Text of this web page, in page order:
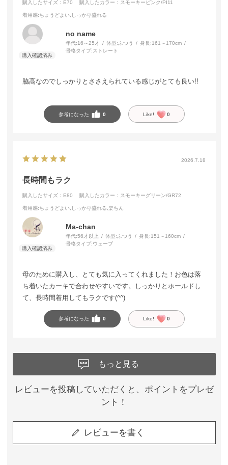
購入したサイズ：E70 購入したカラー：スモーキーピンク/PI11
着用感:ちょうどよい,しっかり盛れる
no name
年代:16～25才 体型:ふつう 身長:161～170cm
骨格タイプ:ストレート
脇高なのでしっかりとささえられている感じがとても良い!!
参考になった 0 Like! 0
2026.7.18
長時間もラク
購入したサイズ：E80 購入したカラー：スモーキーグリーン/GR72
着用感:ちょうどよい,しっかり盛れる,楽ちん
Ma-chan
年代:56才以上 体型: ふつう 身長:151～160cm
骨格タイプ:ウェーブ
母のために購入し、とても気に入ってくれました！お色は落
ち着いたカーキで合わせやすいです。しっかりとホールドし
て、長時間着用してもラクです(^^)
参考になった 0 Like! 0
もっと見る
レビューを投稿していただくと、ポイントをプレゼ
ント！
レビューを書く